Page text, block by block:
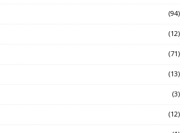
(94)
(12)
(71)
(13)
(3)
(12)